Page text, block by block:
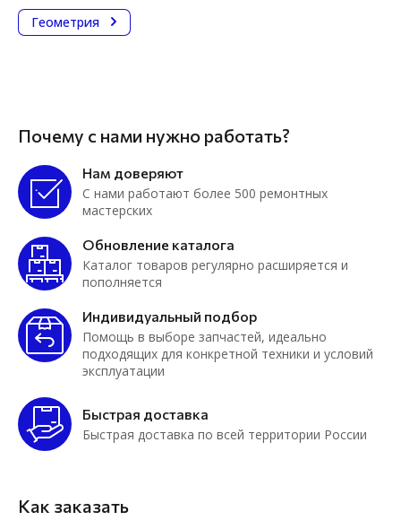
Геометрия
Почему с нами нужно работать?
Нам доверяют
С нами работают более 500 ремонтных
мастерских
Обновление каталога
Каталог товаров регулярно расширяется и
пополняется
Индивидуальный подбор
Помощь в выборе запчастей, идеально
подходящих для конкретной техники и условий
эксплуатации
Быстрая доставка
Быстрая доставка по всей территории России
Как заказать